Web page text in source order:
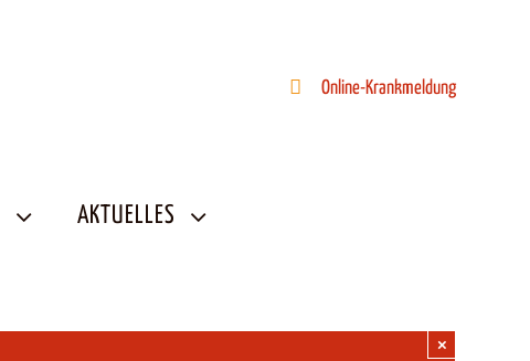
Online-Krankmeldung
AKTUELLES
×